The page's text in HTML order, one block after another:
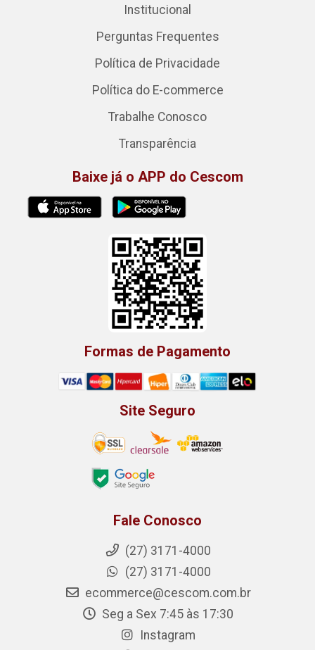
Institucional
Perguntas Frequentes
Política de Privacidade
Política do E-commerce
Trabalhe Conosco
Transparência
Baixe já o APP do Cescom
Formas de Pagamento
Site Seguro
Fale Conosco
(27) 3171-4000
(27) 3171-4000
ecommerce@cescom.com.br
Seg a Sex 7:45 às 17:30
Instagram